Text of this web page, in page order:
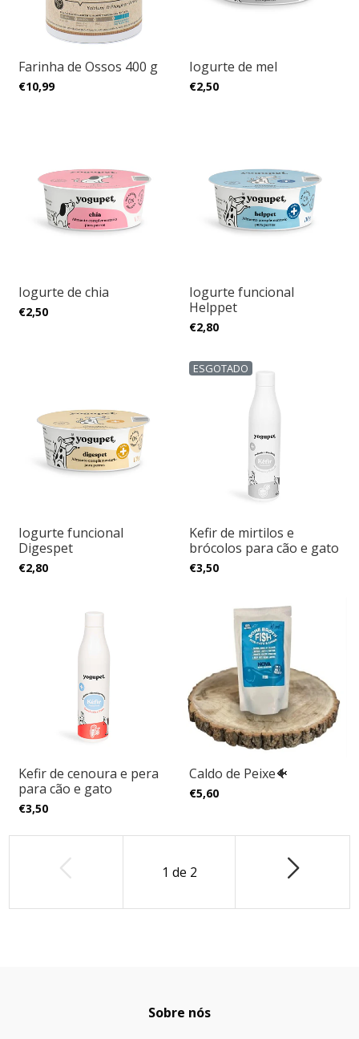
Farinha de Ossos 400 g
€10,99
Iogurte de mel
€2,50
Iogurte de chia
€2,50
Iogurte funcional
Helppet
€2,80
Iogurte funcional
Digespet
€2,80
ESGOTADO
Kefir de mirtilos e
brócolos para cão e gato
€3,50
Kefir de cenoura e pera
para cão e gato
€3,50
Caldo de Peixe🐠
€5,60
1 de 2
Sobre nós